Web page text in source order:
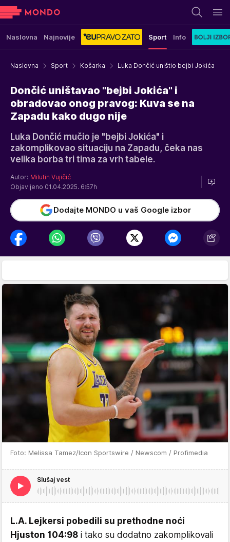
Naslovna Najnovije Sport Info
Naslovna Sport Košarka Luka Dončić uništio bejbi Jokića
Dončić uništavao "bejbi Jokića" i
obradovao onog pravog: Kuva se na
Zapadu kako dugo nije
Luka Dončić mučio je "bejbi Jokića" i
zakomplikovao situaciju na Zapadu, čeka nas
velika borba tri tima za vrh tabele.
Autor: Milutin Vujičić
Objavljeno 01.04.2025. 6:57h
Dodajte MONDO u vaš Google izbor
Foto: Melissa Tamez/Icon Sportswire / Newscom / Profimedia
Slušaj vest
L.A. Lejkersi pobedili su prethodne noći
Hjuston 104:98 i tako su dodatno zakomplikovali